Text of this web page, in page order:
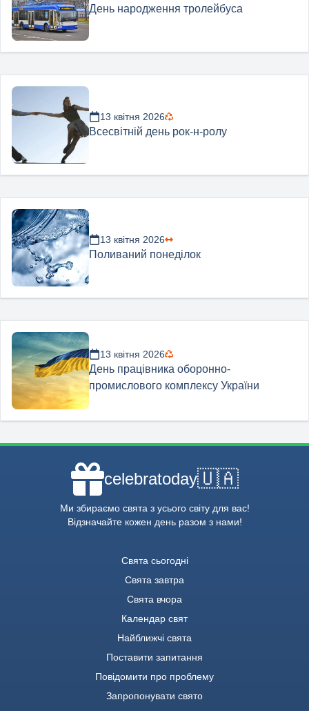
День народження тролейбуса
13 квітня 2026
Всесвітній день рок-н-ролу
13 квітня 2026
Поливаний понеділок
13 квітня 2026
День працівника оборонно-
промислового комплексу України
celebratoday🇺🇦
Ми збираємо свята з усього світу для вас!
Відзначайте кожен день разом з нами!
Свята сьогодні
Свята завтра
Свята вчора
Календар свят
Найближчі свята
Поставити запитання
Повідомити про проблему
Запропонувати свято